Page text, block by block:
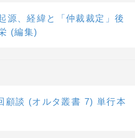
源、経緯と「仲裁裁定」後
(編集)
顧談 (オルタ叢書 7) 単行本